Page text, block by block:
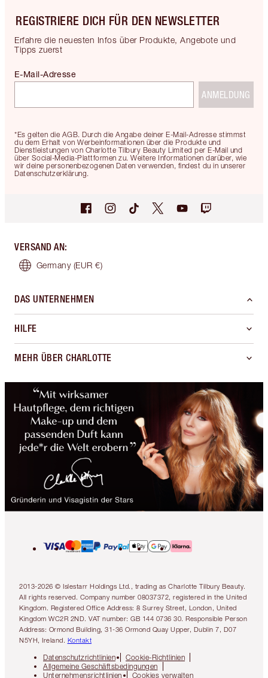
REGISTRIERE DICH FÜR DEN NEWSLETTER
Erfahre die neuesten Infos über Produkte, Angebote und
Tipps zuerst
*Es gelten die AGB. Durch die Angabe deiner E-Mail-Adresse stimmst
du dem Erhalt von Werbeinformationen über die Produkte und
Dienstleistungen von Charlotte Tilbury Beauty Limited per E-Mail und
über Social-Media-Plattformen zu. Weitere Informationen darüber, wie
wir deine personenbezogenen Daten verwenden, findest du in unserer
Datenschutzerklärung.
E-Mail-Adresse
ANMELDUNG
VERSAND AN:
Germany (EUR €)
DAS UNTERNEHMEN
HILFE
MEHR ÜBER CHARLOTTE
2013-2026 © Islestarr Holdings Ltd., trading as Charlotte Tilbury Beauty.
All rights reserved. Company number 08037372, registered in the United
Kingdom. Registered Office Address: 8 Surrey Street, London, United
Kingdom WC2R 2ND. VAT number: GB 144 0736 30. Responsible Person
Address: Ormond Building, 31-36 Ormond Quay Upper, Dublin 7, D07
N5YH, Ireland. Kontakt
Datenschutzrichtlinien
Cookie-Richtlinien
Allgemeine Geschäftsbedingungen
Unternehmensrichtlinien
Cookies verwalten